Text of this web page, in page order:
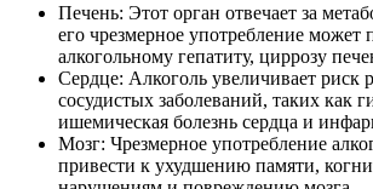
Печень: Этот орган отвечает за
его чрезмерное употребление может
алкогольному гепатиту, циррозу
Сердце: Алкоголь увеличивает риск
сосудистых заболеваний, таких как
ишемическая болезнь сердца и
Мозг: Чрезмерное употребление
привести к ухудшению памяти,